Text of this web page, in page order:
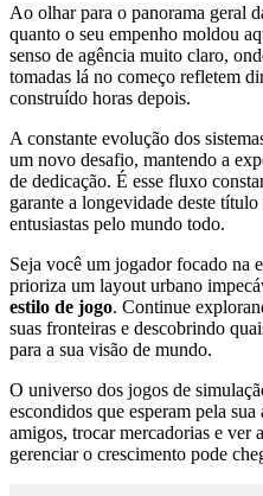
Ao olhar para o panorama geral
quanto o seu empenho moldou
senso de agência muito claro,
tomadas lá no começo refletem
construído horas depois.
A constante evolução dos
um novo desafio, mantendo a
de dedicação. É esse fluxo
garante a longevidade deste
entusiastas pelo mundo todo.
Seja você um jogador focado na
prioriza um layout urbano
estilo de jogo. Continue
suas fronteiras e descobrindo
para a sua visão de mundo.
O universo dos jogos de
escondidos que esperam pela
amigos, trocar mercadorias e ver
gerenciar o crescimento pode